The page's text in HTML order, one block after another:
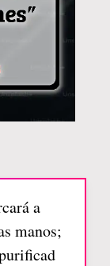
a
manos;